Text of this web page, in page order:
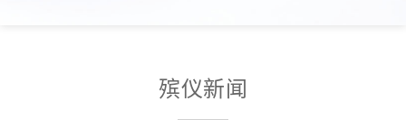
殡仪新闻